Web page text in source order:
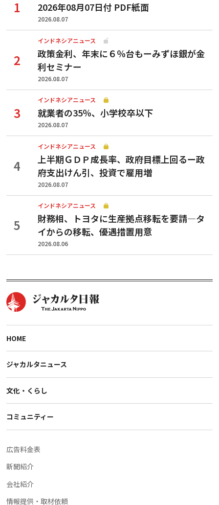
2026年08月07日付 PDF紙面
2026.08.07
インドネシアニュース
政策金利、年末に６％台もーみずほ銀が金
利セミナー
2026.08.07
インドネシアニュース
就業者の35％、小学校卒以下
2026.08.07
インドネシアニュース
上半期ＧＤＰ成長率、政府目標上回るー政
府支出けん引、投資で雇用増
2026.08.07
インドネシアニュース
財務相、トヨタに生産拠点移転を要請—タ
イからの移転、優遇措置用意
2026.08.06
HOME
ジャカルタニュース
文化・くらし
コミュニティー
広告料金表
新聞紹介
会社紹介
情報提供・取材依頼